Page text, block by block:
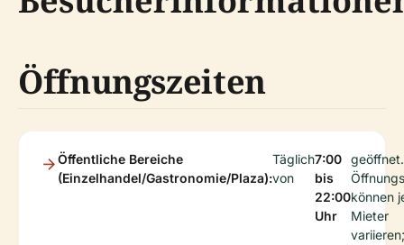
Öffnungszeiten
Öffentliche Bereiche
(Einzelhandel/Gastronomie/Plaza):
Täglich
von
7:00
bis
22:00
Uhr
können
Mieter